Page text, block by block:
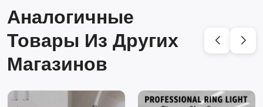
Аналогичные
Товары Из Других
Магазинов